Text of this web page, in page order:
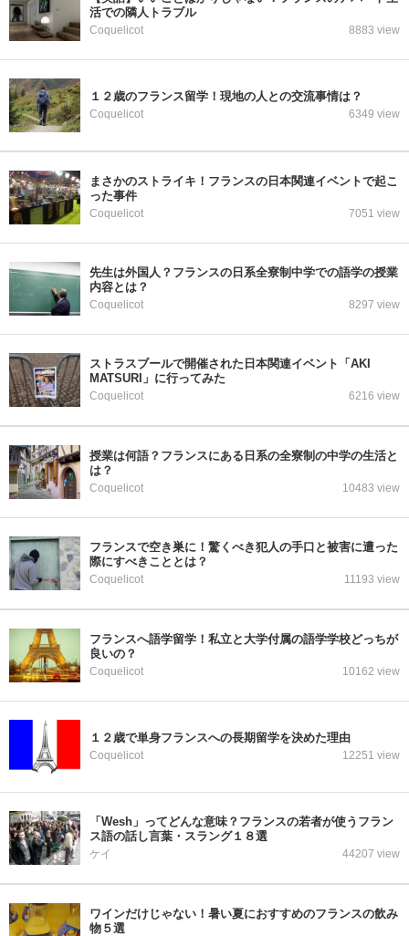
活での隣人トラブル
Coquelicot 8883 view
１２歳のフランス留学！現地の人との交流事情は？
Coquelicot 6349 view
まさかのストライキ！フランスの日本関連イベントで起こ
った事件
Coquelicot 7051 view
先生は外国人？フランスの日系全寮制中学での語学の授業
内容とは？
Coquelicot 8297 view
ストラスブールで開催された日本関連イベント「AKI
MATSURI」に行ってみた
Coquelicot 6216 view
授業は何語？フランスにある日系の全寮制の中学の生活と
は？
Coquelicot 10483 view
フランスで空き巣に！驚くべき犯人の手口と被害に遭った
際にすべきこととは？
Coquelicot 11193 view
フランスへ語学留学！私立と大学付属の語学学校どっちが
良いの？
Coquelicot 10162 view
１２歳で単身フランスへの長期留学を決めた理由
Coquelicot 12251 view
「Wesh」ってどんな意味？フランスの若者が使うフラン
ス語の話し言葉・スラング１８選
ケイ 44207 view
ワインだけじゃない！暑い夏におすすめのフランスの飲み
物５選